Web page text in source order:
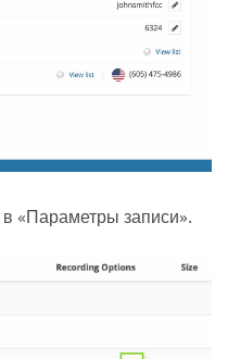
в «Параметры записи».